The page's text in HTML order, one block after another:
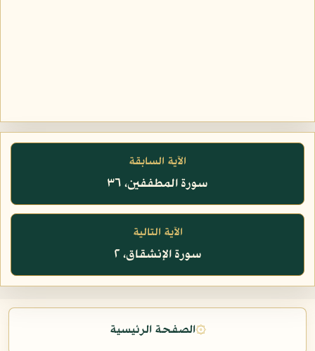
الآية السابقة
سورة المطففين، ٣٦
الآية التالية
سورة الإنشقاق، ٢
۞الصفحة الرئيسية